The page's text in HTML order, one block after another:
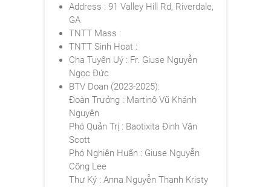
Address : 91 Valley Hill Rd, Riverdale,
GA
TNTT Mass :
TNTT Sinh Hoat :
Cha Tuyên Uý : Fr. Giuse Nguyễn
Ngọc Đức
BTV Doan (2023-2025):
Đoàn Trưởng : Martinô Vũ Khánh
Nguyên
Phó Quản Trị : Baotixita Đinh Văn
Scott
Phó Nghiên Huấn : Giuse Nguyễn
Công Lee
Thư Ký : Anna Nguyễn Thanh Kristy